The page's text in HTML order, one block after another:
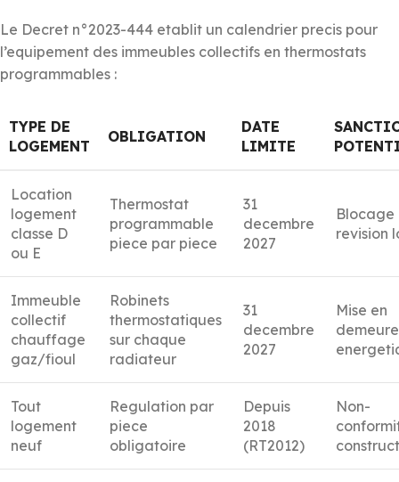
Le Decret n°2023-444 etablit un calendrier precis pour
l’equipement des immeubles collectifs en thermostats
programmables :
TYPE DE
LOGEMENT
OBLIGATION
DATE
LIMITE
Location
logement
classe D
ou E
Thermostat
programmable
piece par piece
31
decembre
2027
Blocage
revision
Immeuble
collectif
chauffage
gaz/fioul
Robinets
thermostatiques
sur chaque
radiateur
31
decembre
2027
Mise en
demeure
Tout
logement
neuf
Regulation par
piece
obligatoire
Depuis
2018
(RT2012)
Non-